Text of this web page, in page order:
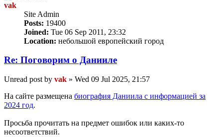
vak
Site Admin
Posts: 19400
Joined: Tue 06 Sep 2011, 23:32
Location: небольшой европейский город
Re: Поговорим o Данииле
Unread post by vak » Wed 09 Jul 2025, 21:57
На сайте размещена биография Даниила с информацией за
2024 год.
Просьба прочитать на предмет ошибок или каких-то
несоответствий.